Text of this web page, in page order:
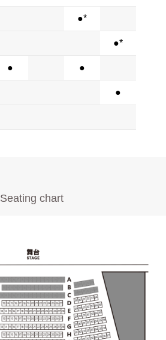
●*
●*
● ●
●
Seating chart